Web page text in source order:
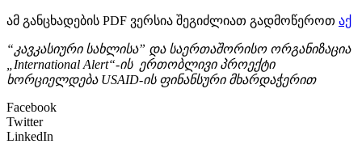
ამ განცხადების PDF ვერსია შეგიძლიათ გადმოწეროთ აქ
“კავკასიური სახლისა” და საერთაშორისო ორგანიზაცია
International Alert“-ის ერთობლივი პროექტი
ხორციელდება USAID-ის ფინანსური მხარდაჭერით
Facebook
Twitter
LinkedIn